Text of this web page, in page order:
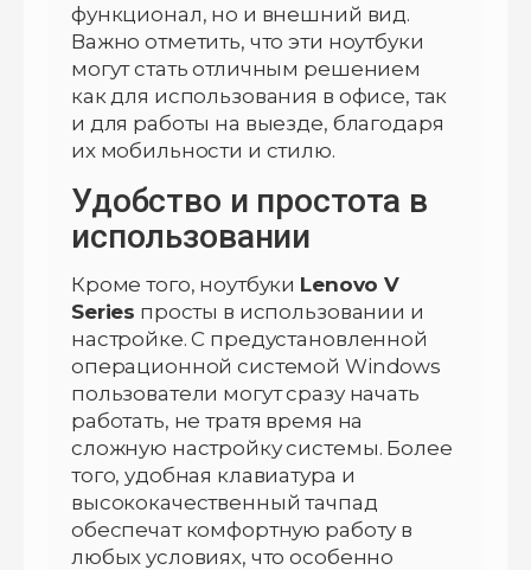
функционал, но и внешний вид.
Важно отметить, что эти ноутбуки
могут стать отличным решением
как для использования в офисе, так
и для работы на выезде, благодаря
их мобильности и стилю.
Удобство и простота в
использовании
Кроме того, ноутбуки Lenovo V
Series просты в использовании и
настройке. С предустановленной
операционной системой Windows
пользователи могут сразу начать
работать, не тратя время на
сложную настройку системы. Более
того, удобная клавиатура и
высококачественный тачпад
обеспечат комфортную работу в
любых условиях, что особенно